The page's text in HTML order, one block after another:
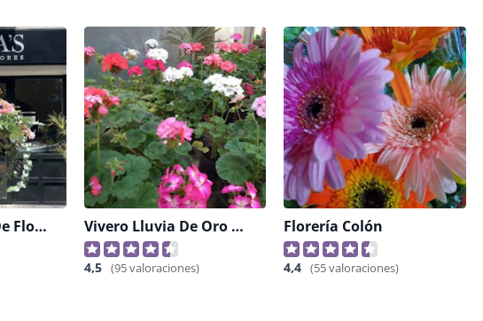
Chula's Tienda De Flores Vivero Lluvia De Oro Flores Y Plantas
4,5 (95 valoraciones)
Florería Colón
4,4 (55 valoraciones)